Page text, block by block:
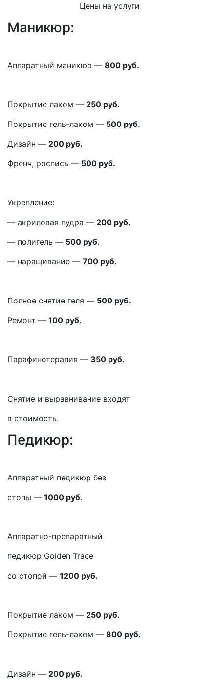
Цены на услуги
Маникюр:
Аппаратный маникюр — 800 руб.
Покрытие лаком — 250 руб.
Покрытие гель-лаком — 500 руб.
Дизайн — 200 руб.
Френч, роспись — 500 руб.
Укрепление:
— акриловая пудра — 200 руб.
— полигель — 500 руб.
— наращивание — 700 руб.
Полное снятие геля — 500 руб.
Ремонт — 100 руб.
Парафинотерапия — 350 руб.
Снятие и выравнивание входят
в стоимость.
Педикюр:
Аппаратный педикюр без
стопы — 1000 руб.
Аппаратно-препаратный
педикюр Golden Trace
со стопой — 1200 руб.
Покрытие лаком — 250 руб.
Покрытие гель-лаком — 800 руб.
Дизайн — 200 руб.